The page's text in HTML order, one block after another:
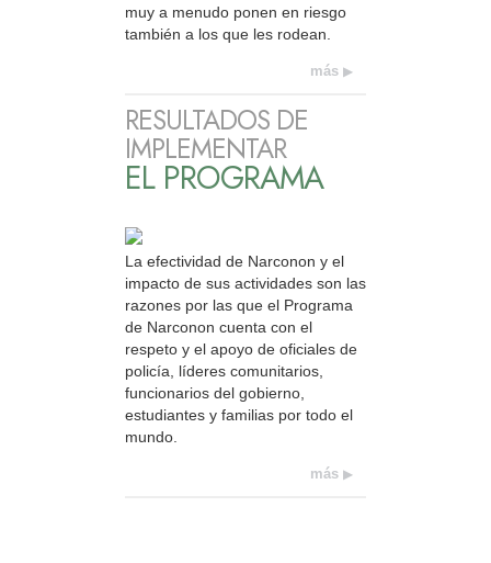
muy a menudo ponen en riesgo
también a los que les rodean.
más
RESULTADOS DE
IMPLEMENTAR
EL PROGRAMA
La efectividad de Narconon y el
impacto de sus actividades son las
razones por las que el Programa
de Narconon cuenta con el
respeto y el apoyo de oficiales de
policía, líderes comunitarios,
funcionarios del gobierno,
estudiantes y familias por todo el
mundo.
más